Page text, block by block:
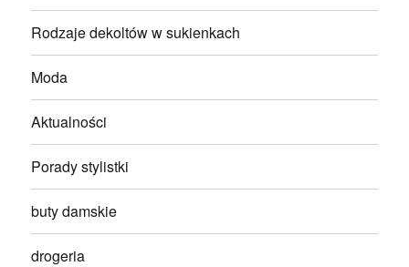
Rodzaje dekoltów w sukienkach
Moda
Aktualności
Porady stylistki
buty damskie
drogeria